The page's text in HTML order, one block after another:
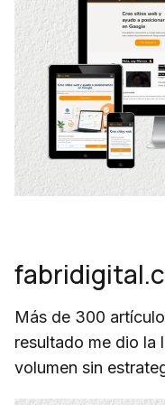
Más de 300
resultado me dio la
volumen sin